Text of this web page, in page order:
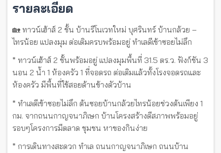
รายละเอียด
🏡 ทาวน์เฮ้าส์ 2 ชั้น บ้านรีโนเวทใหม่ บุศรินทร์ บ้านกล้วย –
ไทรน้อย แปลงมุม ต่อเติมครบพร้อมอยู่ ทำเลดีเข้าซอยไม่ลึก
* ทาวน์เฮ้าส์ 2 ชั้นพร้อมอยู่ แปลงมุมพื้นที่ 31.5 ตร.ว. ฟังก์ชัน 3
นอน 2 น้ำ 1 ห้องครัว 1 ที่จอดรถ ต่อเติมแล้วทั้งโรงจอดรถและ
ห้องครัว มีพื้นที่ใช้สอยด้านข้างตัวบ้าน
* ทำเลดีเข้าซอยไม่ลึก ต้นซอยบ้านกล้วยไทรน้อยช่วงต้นเพียง 1
กม. จากถนนกาญจนาภิเษก บ้านโครงสร้างดีสภาพพร้อมอยู่
รอบๆโครงการมีตลาด ชุมชน หาของกินง่าย
* การเดินทางสะดวก ทำเล ถนนกาญจนาภิเษก ถนนบ้าน